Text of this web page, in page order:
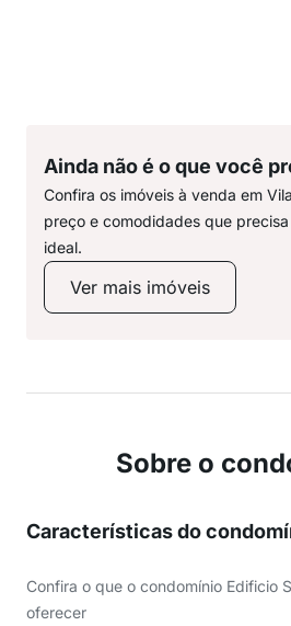
Ainda não é o que você
Confira os imóveis à venda em
preço e comodidades que
ideal.
Ver mais imóveis
Sobre o
Características do
Confira o que o condomínio Edificio
oferecer